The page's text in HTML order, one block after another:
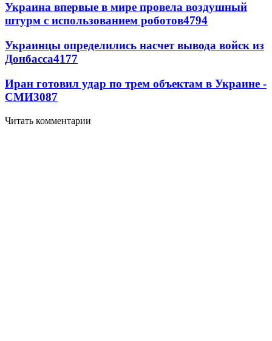
Украина впервые в мире провела воздушный
штурм с использованием роботов4794
Украинцы определились насчет вывода войск из
Донбасса4177
Иран готовил удар по трем объектам в Украине -
СМИ3087
Читать комментарии